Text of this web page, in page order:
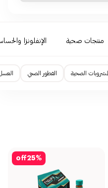
منتجات صحية الإنفلونزا
المشروبات الصحية الفطور الصحي
25%
off